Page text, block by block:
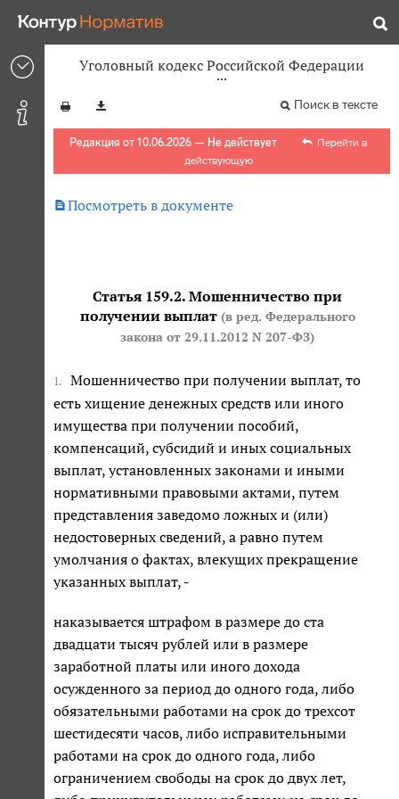
Уголовный кодекс Российской Федерации
Поиск в тексте
Редакция от 10.06.2026 — Не действует
Перейти в
действующую
Посмотреть в документе
Статья 159.2. Мошенничество при
получении выплат (в ред. Федерального
закона от 29.11.2012 N 207-ФЗ)
1.
Мошенничество при получении выплат, то
есть хищение денежных средств или иного
имущества при получении пособий,
компенсаций, субсидий и иных социальных
выплат, установленных законами и иными
нормативными правовыми актами, путем
представления заведомо ложных и (или)
недостоверных сведений, а равно путем
умолчания о фактах, влекущих прекращение
указанных выплат, -
наказывается штрафом в размере до ста
двадцати тысяч рублей или в размере
заработной платы или иного дохода
осужденного за период до одного года, либо
обязательными работами на срок до трехсот
шестидесяти часов, либо исправительными
работами на срок до одного года, либо
ограничением свободы на срок до двух лет,